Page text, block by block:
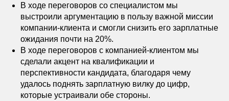
В ходе переговоров со специалистом мы
выстроили аргументацию в пользу важной миссии
компании-клиента и смогли снизить его зарплатные
ожидания почти на 20%.
В ходе переговоров с компанией-клиентом мы
сделали акцент на квалификации и
перспективности кандидата, благодаря чему
удалось поднять зарплатную вилку до цифр,
которые устраивали обе стороны.